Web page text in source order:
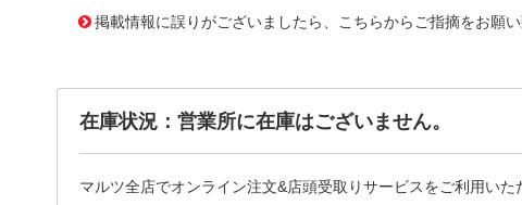
掲載情報に誤りがございましたら、こちらからご指摘をお願い
在庫状況：営業所に在庫はございません。
マルツ全店でオンライン注文&店頭受取りサービスをご利用いた